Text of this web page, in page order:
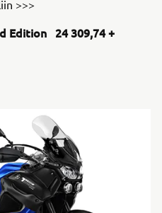
>>>
Edition 24 309,74 +